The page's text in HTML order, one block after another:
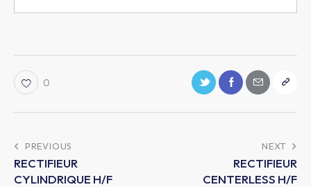
0
PREVIOUS
RECTIFIEUR
CYLINDRIQUE H/F
NEXT
RECTIFIEUR
CENTERLESS H/F